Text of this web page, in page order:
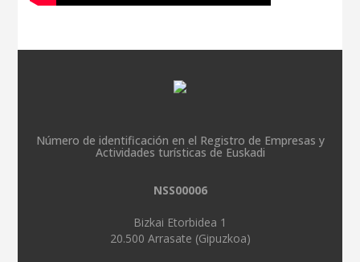
Número de identificación en el Registro de Empresas y
Actividades turísticas de Euskadi
NSS00006
Bizkai Etorbidea 1
20.500 Arrasate (Gipuzkoa)